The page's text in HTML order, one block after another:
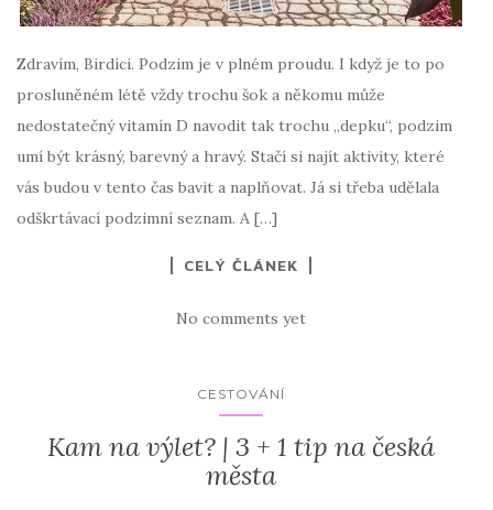
Zdravím, Birdíci. Podzim je v plném proudu. I když je to po
prosluněném létě vždy trochu šok a někomu může
nedostatečný vitamín D navodit tak trochu „depku“, podzim
umí být krásný, barevný a hravý. Stačí si najít aktivity, které
vás budou v tento čas bavit a naplňovat. Já si třeba udělala
odškrtávací podzimní seznam. A […]
CELÝ ČLÁNEK
No comments yet
CESTOVÁNÍ
Kam na výlet? | 3 + 1 tip na česká
města